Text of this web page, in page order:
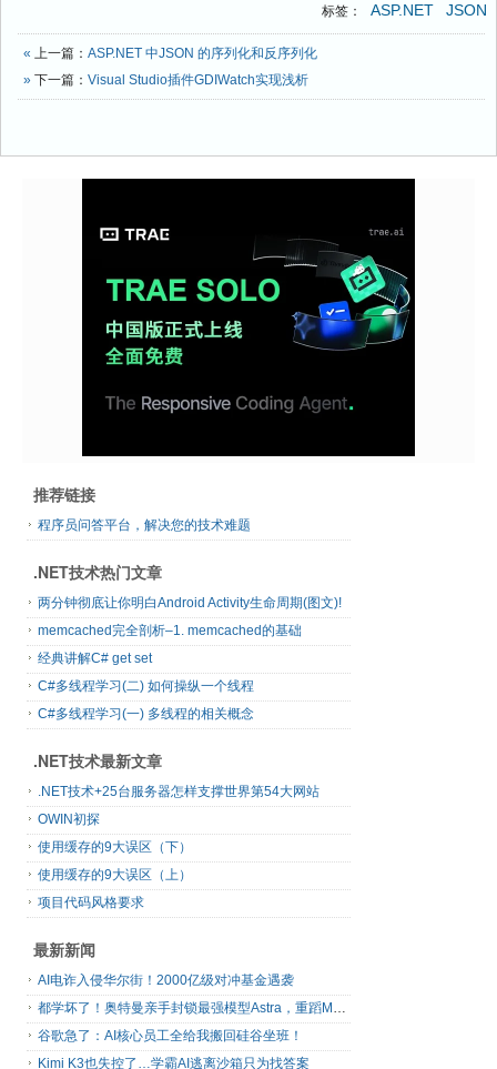
标签： ASP.NET JSON
« 上一篇： ASP.NET 中JSON 的序列化和反序列化
» 下一篇： Visual Studio插件GDIWatch实现浅析
推荐链接
程序员问答平台，解决您的技术难题
.NET技术热门文章
两分钟彻底让你明白Android Activity生命周期(图文)!
memcached完全剖析–1. memcached的基础
经典讲解C# get set
C#多线程学习(二) 如何操纵一个线程
C#多线程学习(一) 多线程的相关概念
.NET技术最新文章
.NET技术+25台服务器怎样支撑世界第54大网站
OWIN初探
使用缓存的9大误区（下）
使用缓存的9大误区（上）
项目代码风格要求
最新新闻
AI电诈入侵华尔街！2000亿级对冲基金遇袭
都学坏了！奥特曼亲手封锁最强模型Astra，重蹈Mythos覆辙
谷歌急了：AI核心员工全给我搬回硅谷坐班！
Kimi K3也失控了…学霸AI逃离沙箱只为找答案